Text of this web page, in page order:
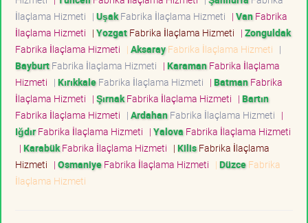
İlaçlama Hizmeti | UşakFabrika İlaçlama Hizmeti | VanFabrika
İlaçlama Hizmeti | YozgatFabrika İlaçlama Hizmeti | Zonguldak
Fabrika İlaçlama Hizmeti | AksarayFabrika İlaçlama Hizmeti |
BayburtFabrika İlaçlama Hizmeti | KaramanFabrika İlaçlama
Hizmeti | KırıkkaleFabrika İlaçlama Hizmeti | BatmanFabrika
İlaçlama Hizmeti | ŞırnakFabrika İlaçlama Hizmeti | Bartın
Fabrika İlaçlama Hizmeti | ArdahanFabrika İlaçlama Hizmeti |
IğdırFabrika İlaçlama Hizmeti | Yalova Fabrika İlaçlama Hizmeti
| KarabükFabrika İlaçlama Hizmeti | KilisFabrika İlaçlama
Hizmeti | OsmaniyeFabrika İlaçlama Hizmeti | DüzceFabrika
İlaçlama Hizmeti